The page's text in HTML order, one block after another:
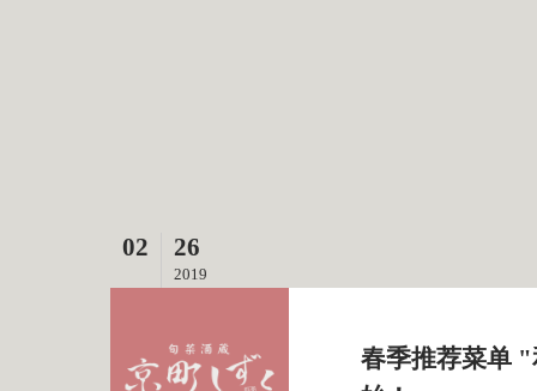
02 26
2019
春季推荐菜单 "